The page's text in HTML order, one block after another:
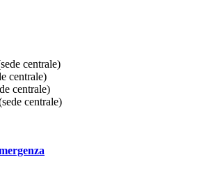
centrale)
centrale)
centrale)
centrale)